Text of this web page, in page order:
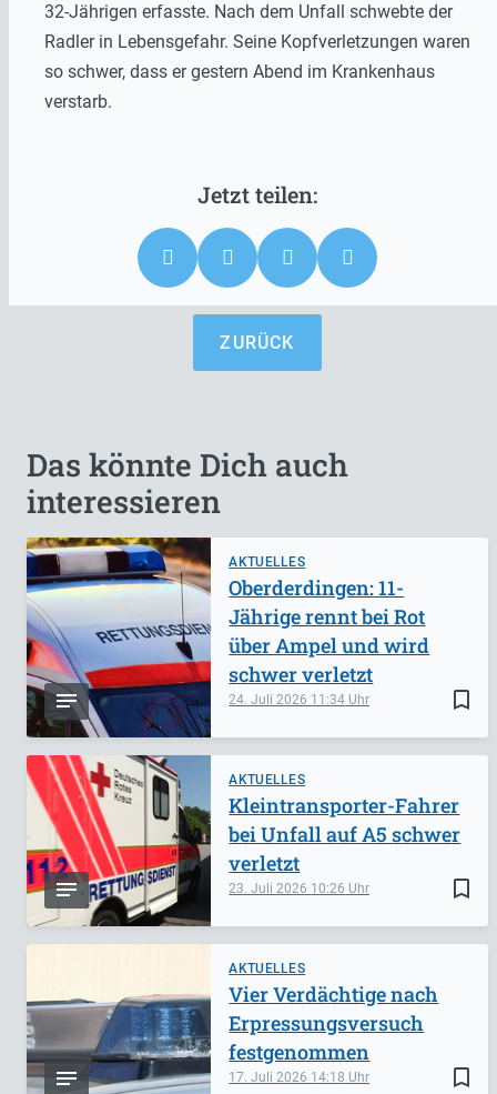
32-Jährigen erfasste. Nach dem Unfall schwebte der
Radler in Lebensgefahr. Seine Kopfverletzungen waren
so schwer, dass er gestern Abend im Krankenhaus
verstarb.
ZURÜCK
Das könnte Dich auch
interessieren
AKTUELLES
bookmark_border
24. Juli 2026 11:34
Oberderdingen: 11-
Jährige rennt bei Rot
über Ampel und wird
schwer verletzt
AKTUELLES
bookmark_border
23. Juli 2026 10:26
Kleintransporter-Fahrer
bei Unfall auf A5 schwer
verletzt
AKTUELLES
bookmark_border
17. Juli 2026 14:18
Vier Verdächtige nach
Erpressungsversuch
festgenommen